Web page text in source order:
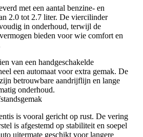
met een aantal benzine- en
2.0 tot 2.7 liter. De viercilinder
in onderhoud, terwijl de
bieden voor wie comfort en
van een handgeschakelde
een automaat voor extra gemak. De
betrouwbare aandrijflijn en lange
onderhoud.
is vooral gericht op rust. De vering
is afgestemd op stabiliteit en soepel
uitermate geschikt voor langere